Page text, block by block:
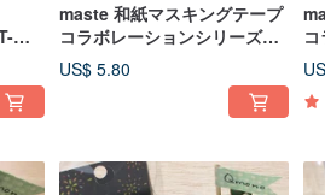
maste 和紙マスキングテープ
コラボレーションシリーズ
【旅行 (MST-MKT24-PK)】
US$ 5.80